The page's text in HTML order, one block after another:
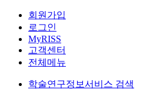
회원가입
로그인
MyRISS
고객센터
전체메뉴
학술연구정보서비스 검색